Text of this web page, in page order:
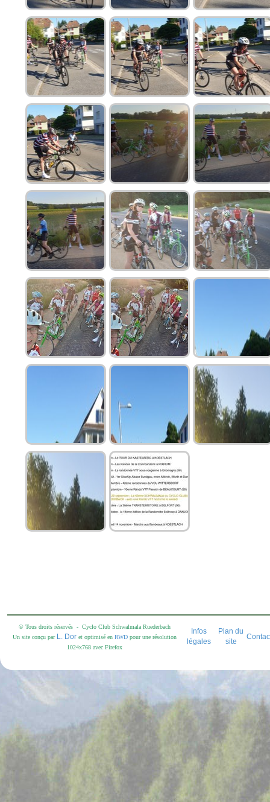
© Tous droits réservés - Cyclo Club Schwalmala Ruederbach
Un site conçu par L. Dor et optimisé en RWD pour une résolution
1024x768 avec Firefox
Infos
légales
Plan du
site